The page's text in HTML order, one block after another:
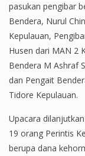
pasukan pengibar
Bendera, Nurul
Kepulauan,
Husen dari MAN 2
Bendera M Ashraf
dan Pengait
Tidore Kepulauan.
Upacara
19 orang Perintis
berupa dana